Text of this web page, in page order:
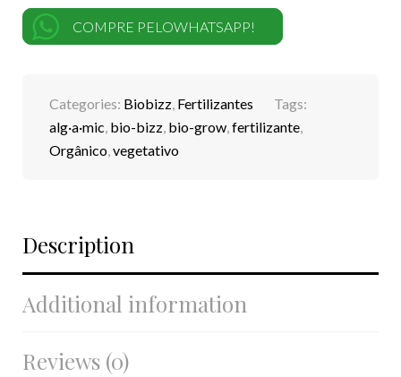
COMPRE PELOWHATSAPP!
Categories: Biobizz, Fertilizantes
Tags:
alg·a·mic, bio-bizz, bio-grow,fertilizante,
Orgânico,vegetativo
Description
Additional information
Reviews (0)